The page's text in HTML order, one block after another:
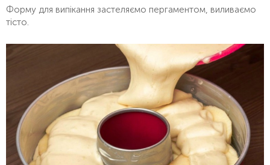
Форму для випікання застеляємо пергаментом, виливаємо
тісто.